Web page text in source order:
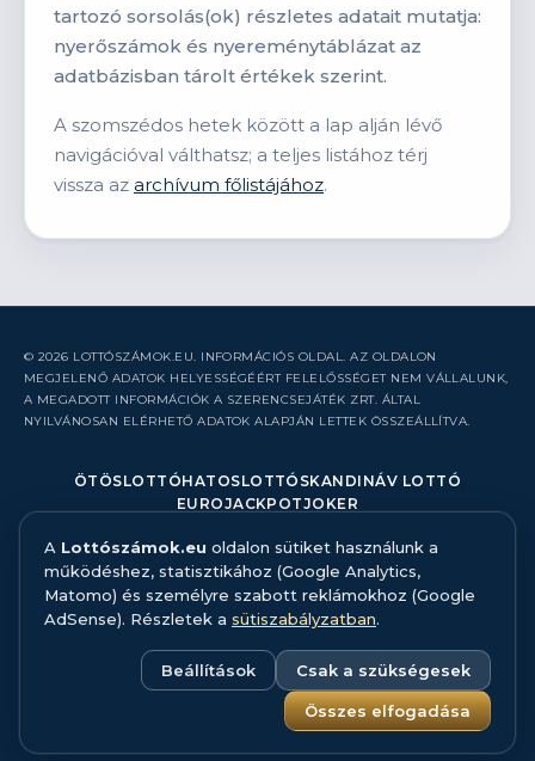
tartozó sorsolás(ok) részletes adatait mutatja:
nyerőszámok és nyereménytáblázat az
adatbázisban tárolt értékek szerint.
A szomszédos hetek között a lap alján lévő
navigációval válthatsz; a teljes listához térj
vissza az archívum főlistájához.
© 2026 LOTTÓSZÁMOK.EU. INFORMÁCIÓS OLDAL. AZ OLDALON
MEGJELENŐ ADATOK HELYESSÉGÉÉRT FELELŐSSÉGET NEM VÁLLALUNK,
A MEGADOTT INFORMÁCIÓK A SZERENCSEJÁTÉK ZRT. ÁLTAL
NYILVÁNOSAN ELÉRHETŐ ADATOK ALAPJÁN LETTEK ÖSSZEÁLLÍTVA.
ÖTÖSLOTTÓHATOSLOTTÓ SKANDINÁV LOTTÓ
EUROJACKPOTJOKER
RÓLUNK
KAPCSOLAT
HIBABEJELENTÉS
ADATFORRÁS ÉS MÓDSZERTAN
ADATKEZELÉS
SÜTISZABÁLYZAT
A Lottószámok.eu oldalon sütiket használunk a
működéshez, statisztikához (Google Analytics,
Matomo) és személyre szabott reklámokhoz (Google
AdSense). Részletek a sütiszabályzatban.
Beállítások Csak a szükségesek
Összes elfogadása